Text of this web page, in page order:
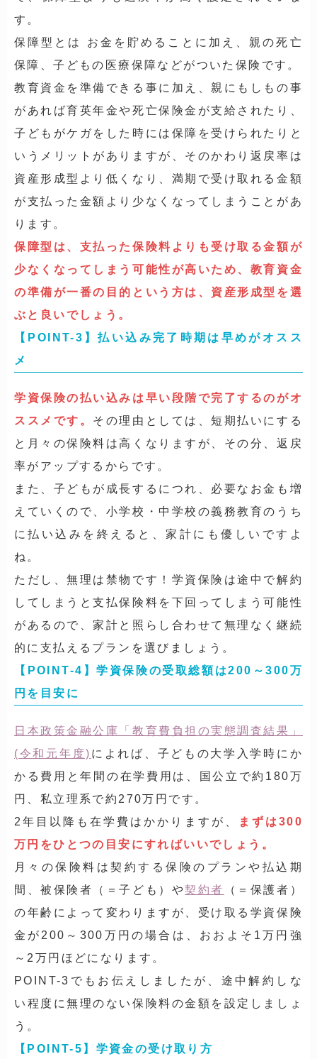
す。
保障型とは お金を貯めることに加え、親の死亡
保障、子どもの医療保障などがついた保険です。
教育資金を準備できる事に加え、親にもしもの事
があれば育英年金や死亡保険金が支給されたり、
子どもがケガをした時には保障を受けられたりと
いうメリットがありますが、そのかわり返戻率は
資産形成型より低くなり、満期で受け取れる金額
が支払った金額より少なくなってしまうことがあ
ります。
保障型は、支払った保険料よりも受け取る金額が
少なくなってしまう可能性が高いため、教育資金
の準備が一番の目的という方は、資産形成型を選
ぶと良いでしょう。
【POINT-3】払い込み完了時期は早めがオスス
メ
学資保険の払い込みは早い段階で完了するのがオ
ススメです。 その理由としては、短期払いにする
と月々の保険料は高くなりますが、その分、返戻
率がアップするからです。
また、子どもが成長するにつれ、必要なお金も増
えていくので、小学校・中学校の義務教育のうち
に払い込みを終えると、家計にも優しいですよ
ね。
ただし、無理は禁物です！学資保険は途中で解約
してしまうと支払保険料を下回ってしまう可能性
があるので、家計と照らし合わせて無理なく継続
的に支払えるプランを選びましょう。
【POINT-4】学資保険の受取総額は200～300万
円を目安に
日本政策金融公庫「教育費負担の実態調査結果」
(令和元年度) によれば、子どもの大学入学時にか
かる費用と年間の在学費用は、国公立で約180万
円、私立理系で約270万円です。
2年目以降も在学費はかかりますが、
まずは300
万円をひとつの目安にすればいいでしょう。
月々の保険料は契約する保険のプランや払込期
間、被保険者（＝子ども）や契約者
（＝保護者）
の年齢によって変わりますが、受け取る学資保険
金が200～300万円の場合は、おおよそ1万円強
～2万円ほどになります。
POINT-3でもお伝えしましたが、途中解約しな
い程度に無理のない保険料の金額を設定しましょ
う。
【POINT-5】学資金の受け取り方